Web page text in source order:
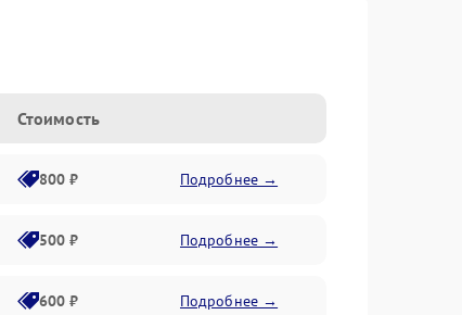
Стоимость
800 ₽ Подробнее →
500 ₽ Подробнее →
600 ₽ Подробнее →